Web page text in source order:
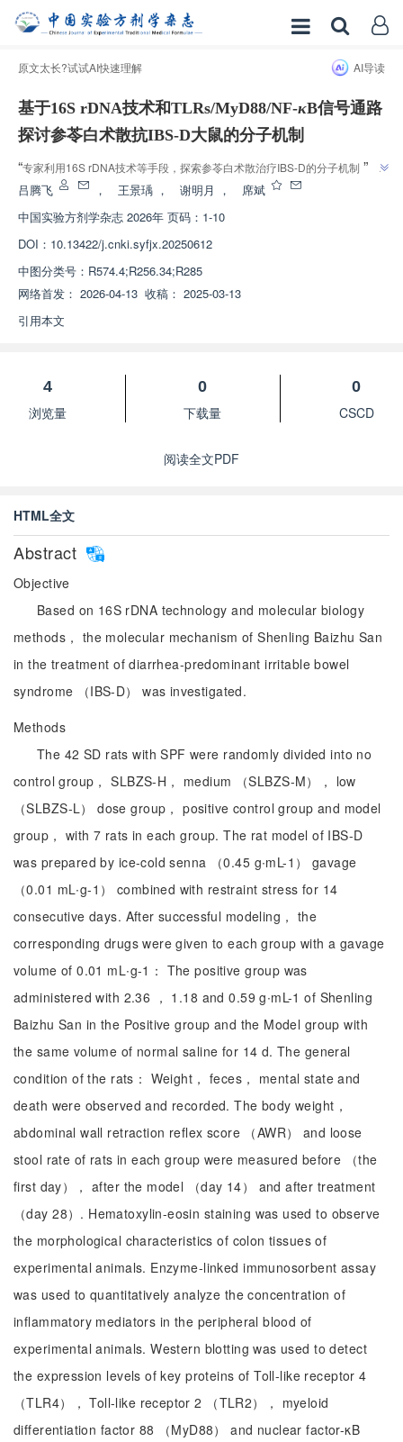
原文太长?试试AI快速理解 AI导读
基于16S rDNA技术和TLRs/MyD88/NF-κB信号通路
探讨参苓白术散抗IBS-D大鼠的分子机制
“专家利用16S rDNA技术等手段，探索参苓白术散治疗IBS-D的分子机制，发
现其通过改善肠道菌群和抑制炎症信号通路发挥疗效。”
”
吕腾飞 ， 王景瑀 ， 谢明月 ，
席斌
中国实验方剂学杂志 2026年 页码：1-10
DOI： 10.13422/j.cnki.syfjx.20250612
中图分类号： R574.4;R256.34;R285
网络首发： 2026-04-13 收稿： 2025-03-13
引用本文
4
浏览量
0
下载量
0
CSCD
阅读全文PDF
HTML全文
Abstract
Objective
Based on 16S rDNA technology and molecular biology
methods， the molecular mechanism of Shenling Baizhu San
in the treatment of diarrhea-predominant irritable bowel
syndrome （IBS-D） was investigated.
Methods
The 42 SD rats with SPF were randomly divided into no
control group， SLBZS-H， medium （SLBZS-M）， low
（SLBZS-L） dose group， positive control group and model
group， with 7 rats in each group. The rat model of IBS-D
was prepared by ice-cold senna （0.45 g∙mL-1） gavage
（0.01 mL∙g-1） combined with restraint stress for 14
consecutive days. After successful modeling， the
corresponding drugs were given to each group with a gavage
volume of 0.01 mL∙g-1： The positive group was
administered with 2.36 ， 1.18 and 0.59 g∙mL-1 of Shenling
Baizhu San in the Positive group and the Model group with
the same volume of normal saline for 14 d. The general
condition of the rats： Weight， feces， mental state and
death were observed and recorded. The body weight，
abdominal wall retraction reflex score （AWR） and loose
stool rate of rats in each group were measured before （the
first day）， after the model （day 14） and after treatment
（day 28）. Hematoxylin-eosin staining was used to observe
the morphological characteristics of colon tissues of
experimental animals. Enzyme-linked immunosorbent assay
was used to quantitatively analyze the concentration of
inflammatory mediators in the peripheral blood of
experimental animals. Western blotting was used to detect
the expression levels of key proteins of Toll-like receptor 4
（TLR4）， Toll-like receptor 2 （TLR2）， myeloid
differentiation factor 88 （MyD88） and nuclear factor-κB